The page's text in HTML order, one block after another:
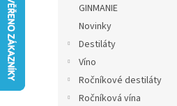
GINMANIE
Novinky
Destiláty
Víno
Ročníkové destiláty
Ročníková vína